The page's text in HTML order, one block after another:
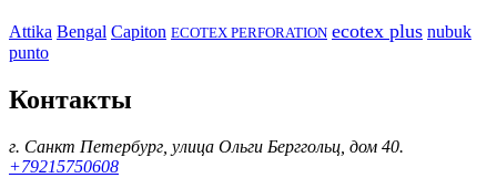
Attika Bengal Capiton ECOTEX PERFORATION ecotex plus nubuk
punto
Контакты
г. Санкт Петербург, улица Ольги Берггольц, дом 40.
+79215750608